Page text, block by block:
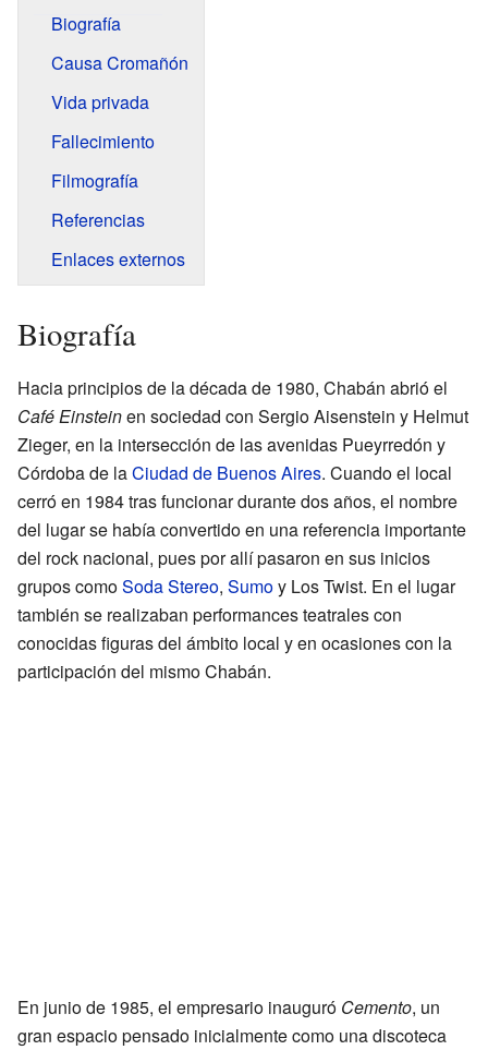
Biografía
Causa Cromañón
Vida privada
Fallecimiento
Filmografía
Referencias
Enlaces externos
Biografía
Hacia principios de la década de 1980, Chabán abrió el
Café Einsteinen sociedad con Sergio Aisenstein y Helmut
Zieger, en la intersección de las avenidas Pueyrredón y
Córdoba de laCiudad de Buenos Aires. Cuando el local
cerró en 1984 tras funcionar durante dos años, el nombre
del lugar se había convertido en una referencia importante
del rock nacional, pues por allí pasaron en sus inicios
grupos comoSoda Stereo, Sumoy Los Twist. En el lugar
también se realizaban performances teatrales con
conocidas figuras del ámbito local y en ocasiones con la
participación del mismo Chabán.
En junio de 1985, el empresario inauguró Cemento, un
gran espacio pensado inicialmente como una discoteca